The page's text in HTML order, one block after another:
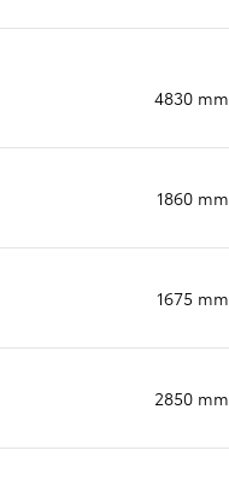
4830 mm
1860 mm
1675 mm
2850 mm